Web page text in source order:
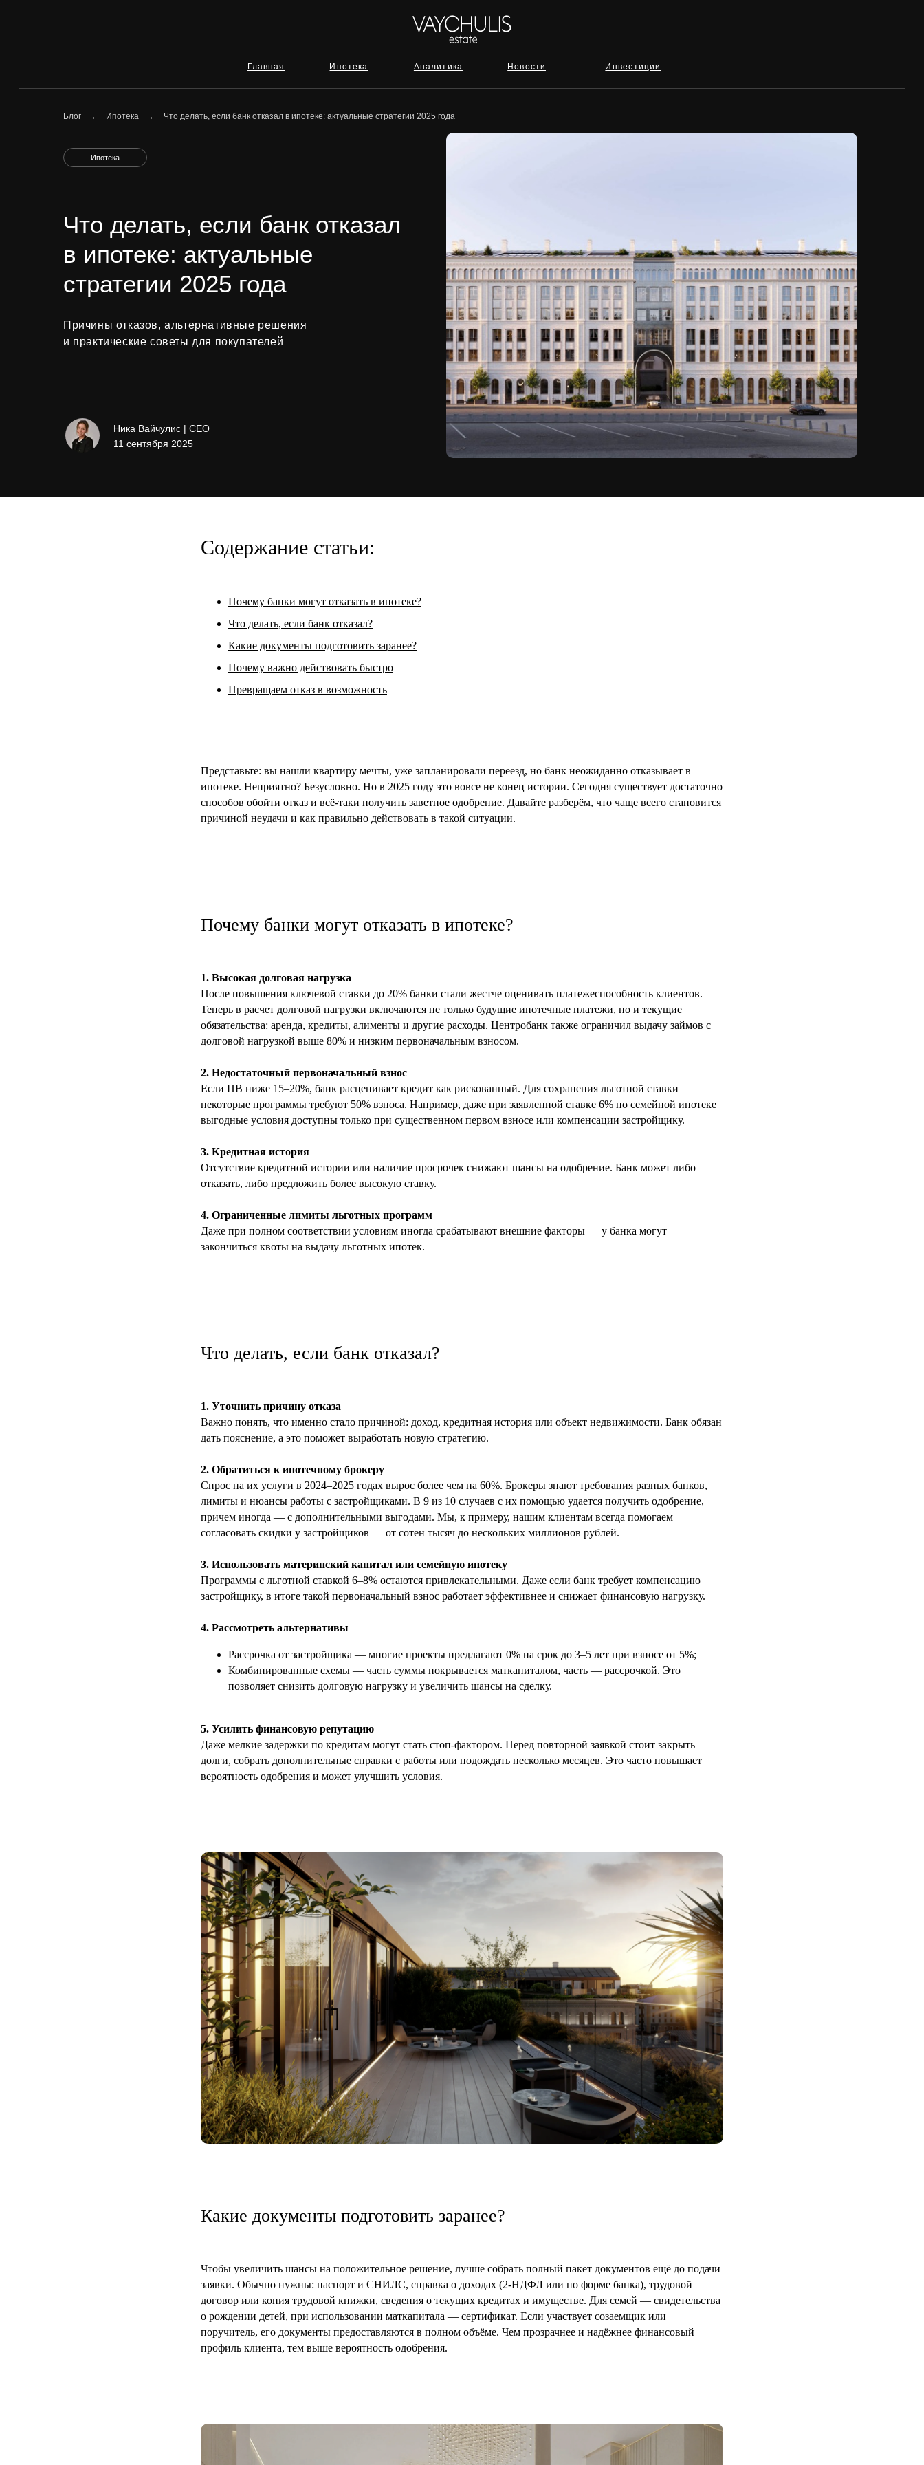
Блог → Ипотека → Что делать, если банк отказал в ипотеке: актуальные стратегии 2025 года
Что делать, если банк отказал
в ипотеке: актуальные
стратегии 2025 года
11 сентября 2025
Ника Вайчулис | CEO
Причины отказов, альтернативные решения
и практические советы для покупателей
Ипотека
Содержание статьи:
Почему банки могут отказать в ипотеке?
Что делать, если банк отказал?
Какие документы подготовить заранее?
Почему важно действовать быстро
Превращаем отказ в возможность
Представьте: вы нашли квартиру мечты, уже запланировали переезд, но банк неожиданно отказывает в
ипотеке. Неприятно? Безусловно. Но в 2025 году это вовсе не конец истории. Сегодня существует достаточно
способов обойти отказ и всё-таки получить заветное одобрение. Давайте разберём, что чаще всего становится
причиной неудачи и как правильно действовать в такой ситуации.
Почему банки могут отказать в ипотеке?
1. Высокая долговая нагрузка
После повышения ключевой ставки до 20% банки стали жестче оценивать платежеспособность клиентов.
Теперь в расчет долговой нагрузки включаются не только будущие ипотечные платежи, но и текущие
обязательства: аренда, кредиты, алименты и другие расходы. Центробанк также ограничил выдачу займов с
долговой нагрузкой выше 80% и низким первоначальным взносом.
2. Недостаточный первоначальный взнос
Если ПВ ниже 15–20%, банк расценивает кредит как рискованный. Для сохранения льготной ставки
некоторые программы требуют 50% взноса. Например, даже при заявленной ставке 6% по семейной ипотеке
выгодные условия доступны только при существенном первом взносе или компенсации застройщику.
3. Кредитная история
Отсутствие кредитной истории или наличие просрочек снижают шансы на одобрение. Банк может либо
отказать, либо предложить более высокую ставку.
4. Ограниченные лимиты льготных программ
Даже при полном соответствии условиям иногда срабатывают внешние факторы — у банка могут
закончиться квоты на выдачу льготных ипотек.
Что делать, если банк отказал?
1. Уточнить причину отказа
Важно понять, что именно стало причиной: доход, кредитная история или объект недвижимости. Банк обязан
дать пояснение, а это поможет выработать новую стратегию.
2. Обратиться к ипотечному брокеру
Спрос на их услуги в 2024–2025 годах вырос более чем на 60%. Брокеры знают требования разных банков,
лимиты и нюансы работы с застройщиками. В 9 из 10 случаев с их помощью удается получить одобрение,
причем иногда — с дополнительными выгодами. Мы, к примеру, нашим клиентам всегда помогаем
согласовать скидки у застройщиков — от сотен тысяч до нескольких миллионов рублей.
3. Использовать материнский капитал или семейную ипотеку
Программы с льготной ставкой 6–8% остаются привлекательными. Даже если банк требует компенсацию
застройщику, в итоге такой первоначальный взнос работает эффективнее и снижает финансовую нагрузку.
4. Рассмотреть альтернативы
Рассрочка от застройщика — многие проекты предлагают 0% на срок до 3–5 лет при взносе от 5%;
Комбинированные схемы — часть суммы покрывается маткапиталом, часть — рассрочкой. Это
позволяет снизить долговую нагрузку и увеличить шансы на сделку.
5. Усилить финансовую репутацию
Даже мелкие задержки по кредитам могут стать стоп-фактором. Перед повторной заявкой стоит закрыть
долги, собрать дополнительные справки с работы или подождать несколько месяцев. Это часто повышает
вероятность одобрения и может улучшить условия.
Какие документы подготовить заранее?
Чтобы увеличить шансы на положительное решение, лучше собрать полный пакет документов ещё до подачи
заявки. Обычно нужны: паспорт и СНИЛС, справка о доходах (2-НДФЛ или по форме банка), трудовой
договор или копия трудовой книжки, сведения о текущих кредитах и имуществе. Для семей — свидетельства
о рождении детей, при использовании маткапитала — сертификат. Если участвует созаемщик или
поручитель, его документы предоставляются в полном объёме. Чем прозрачнее и надёжнее финансовый
профиль клиента, тем выше вероятность одобрения.